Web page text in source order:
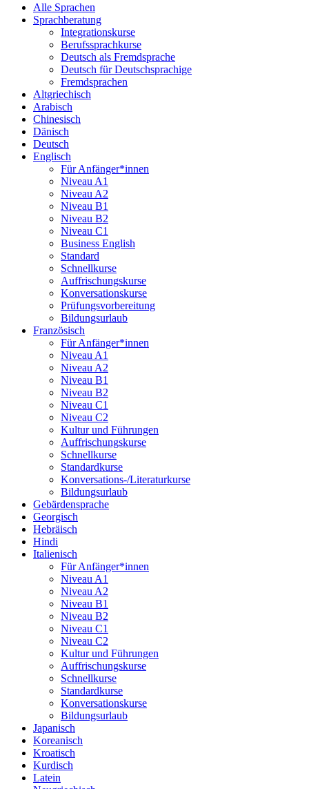
Alle Sprachen
Sprachberatung
Integrationskurse
Berufssprachkurse
Deutsch als Fremdsprache
Deutsch für Deutschsprachige
Fremdsprachen
Altgriechisch
Arabisch
Chinesisch
Dänisch
Deutsch
Englisch
Für Anfänger*innen
Niveau A1
Niveau A2
Niveau B1
Niveau B2
Niveau C1
Business English
Standard
Schnellkurse
Auffrischungskurse
Konversationskurse
Prüfungsvorbereitung
Bildungsurlaub
Französisch
Für Anfänger*innen
Niveau A1
Niveau A2
Niveau B1
Niveau B2
Niveau C1
Niveau C2
Kultur und Führungen
Auffrischungskurse
Schnellkurse
Standardkurse
Konversations-/Literaturkurse
Bildungsurlaub
Gebärdensprache
Georgisch
Hebräisch
Hindi
Italienisch
Für Anfänger*innen
Niveau A1
Niveau A2
Niveau B1
Niveau B2
Niveau C1
Niveau C2
Kultur und Führungen
Auffrischungskurse
Schnellkurse
Standardkurse
Konversationskurse
Bildungsurlaub
Japanisch
Koreanisch
Kroatisch
Kurdisch
Latein